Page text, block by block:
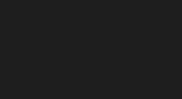
wichtig, um bei
zu helfen.